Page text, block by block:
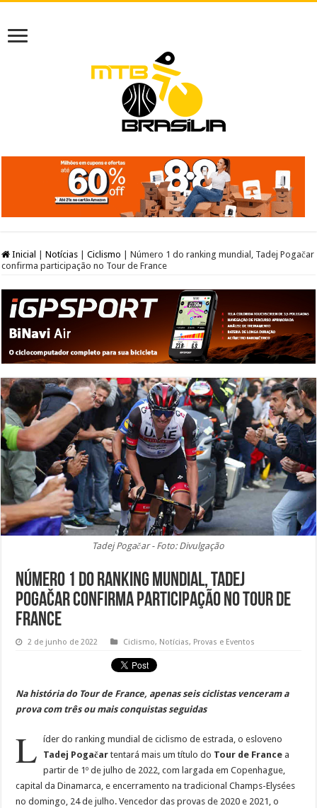
Inicial Notícias Ciclismo
Número 1 do ranking mundial, Tadej Pogačar
confirma participação no Tour de France
Tadej Pogačar - Foto: Divulgação
Número 1 do ranking mundial, Tadej
Pogačar confirma participação no Tour de
France
2 de junho de 2022 Ciclismo, Notícias, Provas e Eventos
Na história do Tour de France, apenas seis ciclistas venceram a
prova com três ou mais conquistas seguidas
L
íder do ranking mundial de ciclismo de estrada, o esloveno
Tadej Pogačar tentará mais um título do Tour de France a
partir de 1º de julho de 2022, com largada em Copenhague,
capital da Dinamarca, e encerramento na tradicional Champs-Elysées
no domingo, 24 de julho. Vencedor das provas de 2020 e 2021, o